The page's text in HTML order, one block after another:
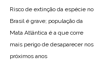
Risco de extinção da espécie no
Brasil é grave; população da
Mata Atlântica é a que corre
mais perigo de desaparecer nos
próximos anos